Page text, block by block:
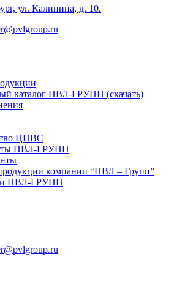
ул. Калинина, д. 10.
каталог ПВЛ-ГРУПП (скачать)
ЦПВС
ПВЛ-ГРУПП
компании “ПВЛ – Групп”
ПВЛ-ГРУПП